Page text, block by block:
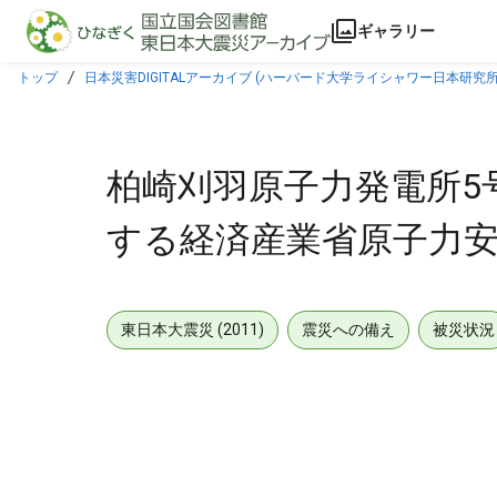
本文に飛ぶ
ギャラリー
トップ 日本災害DIGITALアーカイブ (ハーバード大学ライシャワー日本研究
柏崎刈羽原子力発電所
する経済産業省原子力
東日本大震災 (2011) 震災への備え 被災状況